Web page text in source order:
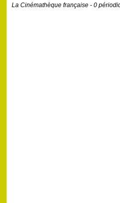
La Cinémathèque française - 0